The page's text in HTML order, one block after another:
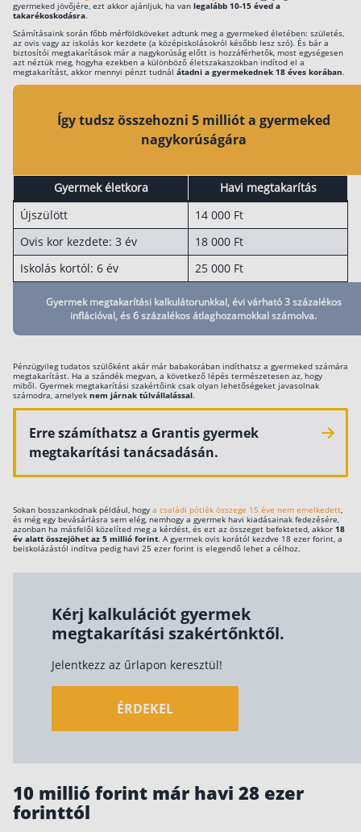
Kapcsolat
Befektetés
Állampapír
Legjobb befektetés
Részvény vásárlás
TBSZ számla
Babakötvény kisokos 👶
Lakástakarék
Vállalkozói hitel
Szabad felhasználású hitel
Lakáshitel
Vagyonbiztosítások
Utasbiztosítás
Lakásbiztosítás: válaszok az 50 leggyakoribb
útmutató
gyermeked jövőjére, ezt akkor ajánljuk, ha van legalább 10-15 éved a
takarékoskodásra.
Számításaink során főbb mérföldköveket adtunk meg a gyermeked életében: születés,
az ovis vagy az iskolás kor kezdete (a középiskolásokról később lesz szó). És bár a
biztosítói megtakarítások már a nagykorúság előtt is hozzáférhetők, most egységesen
azt néztük meg, hogyha ezekben a különböző életszakaszokban indítod el a
megtakarítást, akkor mennyi pénzt tudnál átadni a gyermekednek 18 éves korában.
Így tudsz összehozni 5 milliót a gyermeked
nagykorúságára
Gyermek életkora
Havi megtakarítás
Újszülött
14 000 Ft
Ovis kor kezdete: 3 év
18 000 Ft
Iskolás kortól: 6 év
25 000 Ft
Gyermek megtakarítási kalkulátorunkkal, évi várható 3 százalékos
inflációval, és 6 százalékos átlaghozamokkal számolva.
Pénzügyileg tudatos szülőként akár már babakorában indíthatsz a gyermeked számára
megtakarítást. Ha a szándék megvan, a következő lépés természetesen az, hogy
miből. Gyermek megtakarítási szakértőink csak olyan lehetőségeket javasolnak
számodra, amelyek nem járnak túlvállalással.
Erre számíthatsz a Grantis gyermek
megtakarítási tanácsadásán.
Sokan bosszankodnak például, hogy a családi pótlék összege 15 éve nem emelkedett
és még egy bevásárlásra sem elég, nemhogy a gyermek havi kiadásainak fedezésére,
azonban ha másfelől közelíted meg a kérdést, és ezt az összeget befekteted, akkor 18
év alatt összejöhet az 5 millió forint. A gyermek ovis korától kezdve 18 ezer forint, a
beiskolázástól indítva pedig havi 25 ezer forint is elegendő lehet a célhoz.
Kérj kalkulációt gyermek
megtakarítási szakértőnktől.
Jelentkezz az űrlapon keresztül!
ÉRDEKEL
10 millió forint már havi 28 ezer
forinttól